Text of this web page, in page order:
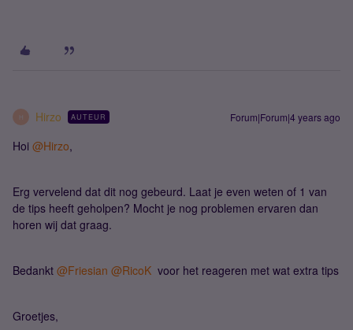
H Hirzo AUTEUR Forum|Forum|4 years ago
Hoi @Hirzo,
Erg vervelend dat dit nog gebeurd. Laat je even weten of 1 van
de tips heeft geholpen? Mocht je nog problemen ervaren dan
horen wij dat graag.
Bedankt @Friesian @RicoK voor het reageren met wat extra tips
Groetjes,